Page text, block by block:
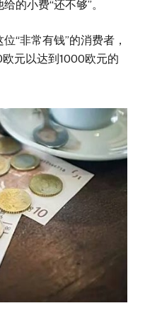
的小费“还不够”。
非常有钱”的消费者，
元以达到1000欧元的